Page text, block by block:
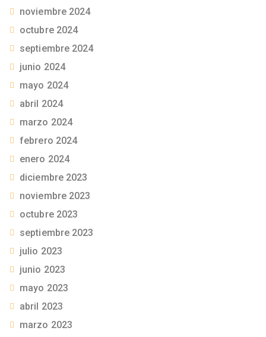
noviembre 2024
octubre 2024
septiembre 2024
junio 2024
mayo 2024
abril 2024
marzo 2024
febrero 2024
enero 2024
diciembre 2023
noviembre 2023
octubre 2023
septiembre 2023
julio 2023
junio 2023
mayo 2023
abril 2023
marzo 2023